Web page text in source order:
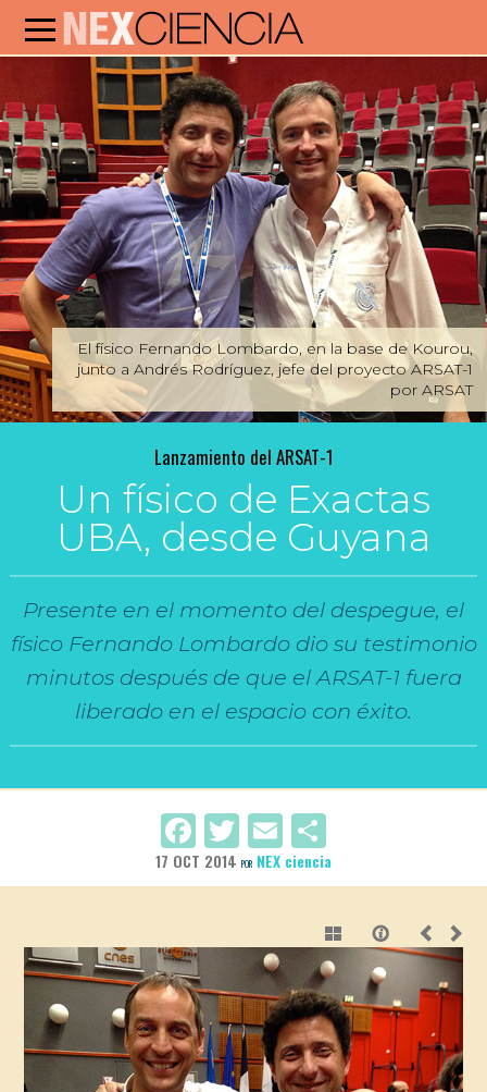
El físico Fernando Lombardo, en la base de Kourou,
junto a Andrés Rodríguez, jefe del proyecto ARSAT-1
por ARSAT
Lanzamiento del ARSAT-1
Un físico de Exactas
UBA, desde Guyana
Presente en el momento del despegue, el
físico Fernando Lombardo dio su testimonio
minutos después de que el ARSAT-1 fuera
liberado en el espacio con éxito.
Facebook
Twitter
Email
17 OCT 2014 POR NEX ciencia